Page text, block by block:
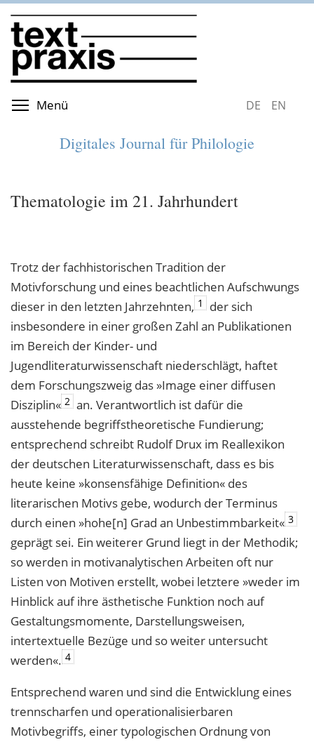
Direkt
zum
Inhalt
Menü Menüsichtbarkeit umschaltenDEUTSCH
Digitales Journal für Philologie
Thematologie im 21. Jahrhundert
Trotz der fachhistorischen Tradition der
Motivforschung und eines beachtlichen Aufschwungs
dieser in den letzten Jahrzehnten, 1
der sich
insbesondere in einer großen Zahl an Publikationen
im Bereich der Kinder- und
Jugendliteraturwissenschaft niederschlägt, haftet
dem Forschungszweig das »Image einer diffusen
Disziplin« 2 an. Verantwortlich ist dafür die
ausstehende begriffstheoretische Fundierung;
entsprechend schreibt Rudolf Drux im Reallexikon
der deutschen Literaturwissenschaft, dass es bis
heute keine »konsensfähige Definition« des
literarischen Motivs gebe, wodurch der Terminus
durch einen »hohe[n] Grad an Unbestimmbarkeit« 3
geprägt sei. Ein weiterer Grund liegt in der Methodik;
so werden in motivanalytischen Arbeiten oft nur
Listen von Motiven erstellt, wobei letztere »weder im
Hinblick auf ihre ästhetische Funktion noch auf
Gestaltungsmomente, Darstellungsweisen,
intertextuelle Bezüge und so weiter untersucht
werden«. 4
Entsprechend waren und sind die Entwicklung eines
trennscharfen und operationalisierbaren
Motivbegriffs, einer typologischen Ordnung von